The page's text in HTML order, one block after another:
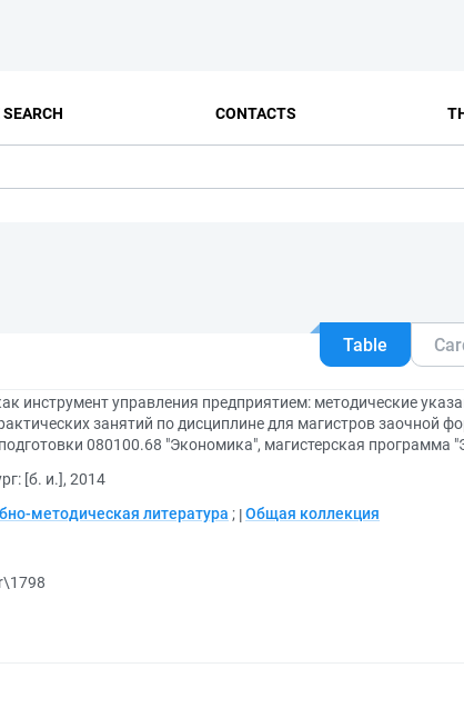
CONTACTS
Table
инструмент управления предприятием: методические
занятий по дисциплине для магистров заочной
080100.68 "Экономика", магистерская
[б. и.], 2014
методическая литература ; Общая коллекция